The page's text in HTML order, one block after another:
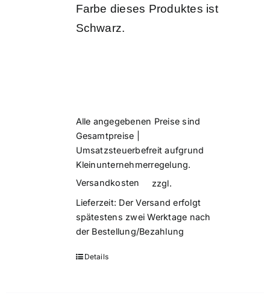
Farbe dieses Produktes ist
Schwarz.
Alle angegebenen Preise sind
Gesamtpreise |
Umsatzsteuerbefreit aufgrund
Kleinunternehmerregelung.
zzgl.
Versandkosten
Lieferzeit: Der Versand erfolgt
spätestens zwei Werktage nach
der Bestellung/Bezahlung
Details